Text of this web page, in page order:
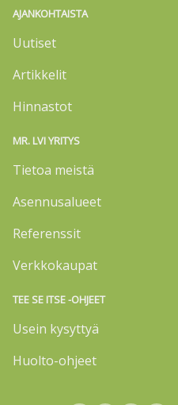
AJANKOHTAISTA
Uutiset
Artikkelit
Hinnastot
MR. LVI YRITYS
Tietoa meistä
Asennusalueet
Referenssit
Verkkokaupat
TEE SE ITSE -OHJEET
Usein kysyttyä
Huolto-ohjeet